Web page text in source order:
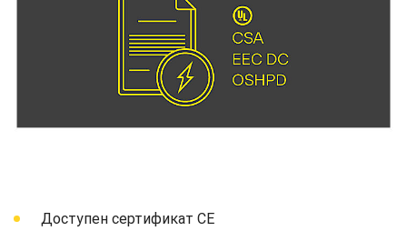
Доступен сертификат СЕ